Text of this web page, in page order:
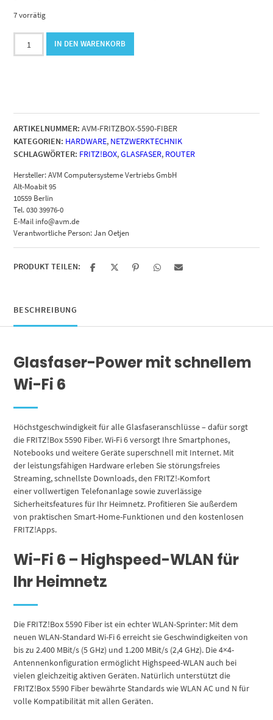
7 vorrätig
AVM
FRITZ!Box
IN DEN WARENKORB
ARTIKELNUMMER: AVM-FRITZBOX-5590-FIBER
KATEGORIEN: HARDWARE, NETZWERKTECHNIK
SCHLAGWÖRTER: FRITZ!BOX,GLASFASER, ROUTER
Hersteller:AVM Computersysteme Vertriebs GmbH
Alt-Moabit 95
10559 Berlin
Tel. 030 39976-0
E-Mail info@avm.de
Verantwortliche Person:Jan Oetjen
PRODUKT TEILEN:
BESCHREIBUNG
Glasfaser-Power mit schnellem
Wi-Fi 6
Höchstgeschwindigkeit für alle Glasfaseranschlüsse – dafür sorgt
die FRITZ!Box 5590 Fiber. Wi-Fi 6 versorgt Ihre Smartphones,
Notebooks und weitere Geräte superschnell mit Internet. Mit
der leistungsfähigen Hardware erleben Sie störungsfreies
Streaming, schnellste Downloads, den FRITZ!-Komfort
einer vollwertigen Telefonanlage sowie zuverlässige
Sicherheitsfeatures für Ihr Heimnetz. Profitieren Sie außerdem
von praktischen Smart-Home-Funktionen und den kostenlosen
FRITZ!Apps.
Wi-Fi 6 – Highspeed-WLAN für
Ihr Heimnetz
Die FRITZ!Box 5590 Fiber ist ein echter WLAN-Sprinter: Mit dem
neuen WLAN-Standard Wi-Fi 6 erreicht sie Geschwindigkeiten von
bis zu 2.400 MBit/s (5 GHz) und 1.200 MBit/s (2,4 GHz). Die 4×4-
Antennenkonfiguration ermöglicht Highspeed-WLAN auch bei
vielen gleichzeitig aktiven Geräten. Natürlich unterstützt die
FRITZ!Box 5590 Fiber bewährte Standards wie WLAN AC und N für
volle Kompatibilität mit allen Geräten.